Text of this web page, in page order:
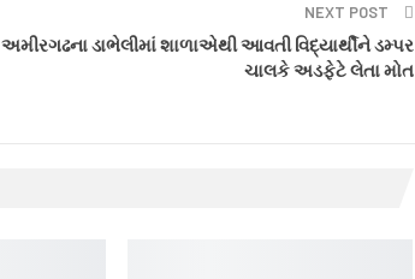
NEXT POST
અમીરગઢના ડાભેલીમાં શાળાએથી આવતી વિદ્યાર્થીને ડમ્પર
ચાલકે અડફેટે લેતા મોત